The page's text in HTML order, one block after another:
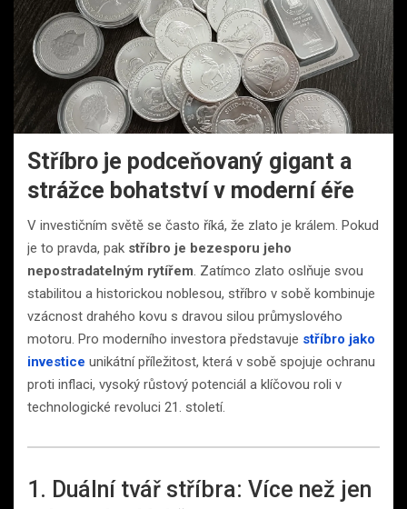
Stříbro je podceňovaný gigant a
strážce bohatství v moderní éře
V investičním světě se často říká, že zlato je králem. Pokud
je to pravda, pak stříbro je bezesporu jeho
nepostradatelným rytířem. Zatímco zlato oslňuje svou
stabilitou a historickou noblesou, stříbro v sobě kombinuje
vzácnost drahého kovu s dravou silou průmyslového
motoru. Pro moderního investora představuje stříbro jako
investice unikátní příležitost, která v sobě spojuje ochranu
proti inflaci, vysoký růstový potenciál a klíčovou roli v
technologické revoluci 21. století.
1. Duální tvář stříbra: Více než jen